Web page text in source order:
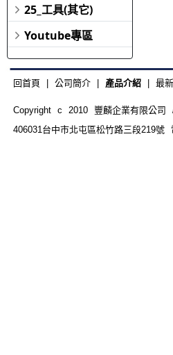
25_工具(其它)
Youtube專區
回首頁 公司簡介| 產品介紹| 最
Copyright c 2010 豐麟企業有限公
406031台中市北屯區松竹路三段219號